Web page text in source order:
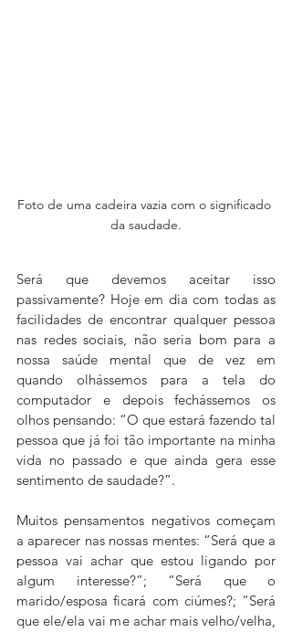
Foto de uma cadeira vazia com o significado
da saudade.
Será que devemos aceitar isso
passivamente? Hoje em dia com todas as
facilidades de encontrar qualquer pessoa
nas redes sociais, não seria bom para a
nossa saúde mental que de vez em
quando olhássemos para a tela do
computador e depois fechássemos os
olhos pensando: “O que estará fazendo tal
pessoa que já foi tão importante na minha
vida no passado e que ainda gera esse
sentimento de saudade?”.
Muitos pensamentos negativos começam
a aparecer nas nossas mentes: “Será que a
pessoa vai achar que estou ligando por
algum interesse?”; “Será que o
marido/esposa ficará com ciúmes?; “Será
que ele/ela vai me achar mais velho/velha,